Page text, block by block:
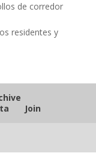
de corredor
residentes y
Join